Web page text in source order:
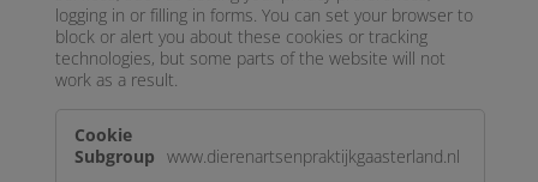
logging in or filling in forms. You can set your browser to
block or alert you about these cookies or tracking
technologies, but some parts of the website will not
work as a result.
Necessary
www.dierenartsenpraktijkgaasterland.nl